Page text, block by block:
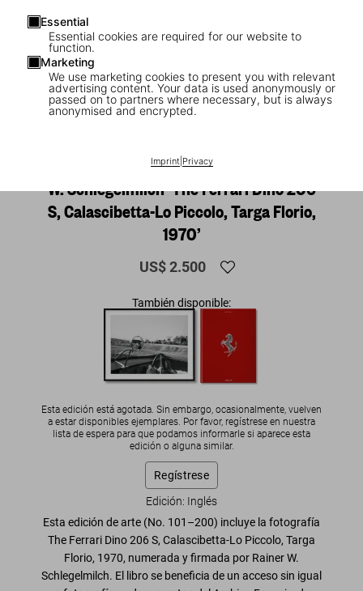
Essential
Essential cookies are required for our website to
function.
Marketing
We use marketing cookies to present you with relevant
advertising content. Your data is used anonymously or
passed on to partners where necessary, but is always
anonymised and encrypted.
Imprint| Privacy
1/33
Ferrari. Art Edition No. 101–200, Rainer
W. Schlegelmilch ‘The Ferrari Dino 206
S, Calascibetta-Lo Piccolo, Targa Florio,
1970’
US$ 2.500
También disponible:
Esta edición está agotada. Sin embargo, ocasionalmente, vuelven
a estar disponibles ejemplares. Por favor, regístrese en nuestra
lista de espera para que podamos informarle si aparece esta
edición o alguna similar.
Regístrese
Edición: Inglés
Esta edición de arte (No. 101–200) incluye la fotografía
The Ferrari Dino 206 S, Calascibetta-Lo Piccolo, Targa
Florio, 1970, numerada y firmada por Rainer W.
Schlegelmilch. El libro se beneficia de un acceso sin igual